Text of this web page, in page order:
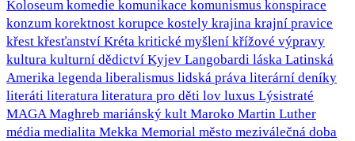
Koloseum komedie komunikace komunismus konspirace
konzum korektnost korupce kostely krajina krajní pravice
křest křesťanství Kréta kritické myšlení křížové výpravy
kultura kulturní dědictví Kyjev Langobardi láska Latinská
Amerika legenda liberalismus lidská práva literární deníky
literáti literatura literatura pro děti lov luxus Lýsistraté
MAGAMaghreb mariánský kult Maroko Martin Luther
média medialita Mekka Memorial město meziválečná doba